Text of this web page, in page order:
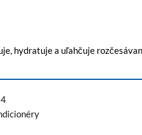
hydratuje a uľahčuje